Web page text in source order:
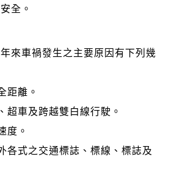
全。
來車禍發生之主要原因有下列幾
距離。
超車及跨越雙白線行駛。
度。
各式之交通標誌、標線、標誌及